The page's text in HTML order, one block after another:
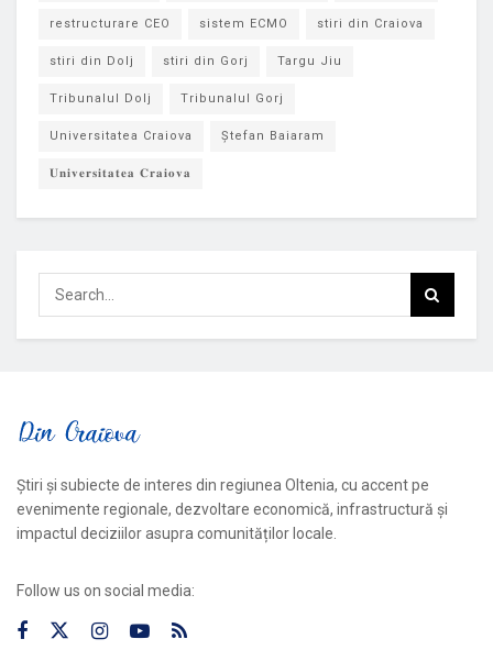
restructurare CEO sistem ECMO stiri din Craiova
stiri din Dolj stiri din Gorj Targu Jiu
Tribunalul Dolj Tribunalul Gorj
Universitatea Craiova Ștefan Baiaram
𝐔𝐧𝐢𝐯𝐞𝐫𝐬𝐢𝐭𝐚𝐭𝐞𝐚 𝐂𝐫𝐚𝐢𝐨𝐯𝐚
Știri și subiecte de interes din regiunea Oltenia, cu accent pe
evenimente regionale, dezvoltare economică, infrastructură și
impactul deciziilor asupra comunităților locale.
Follow us on social media: